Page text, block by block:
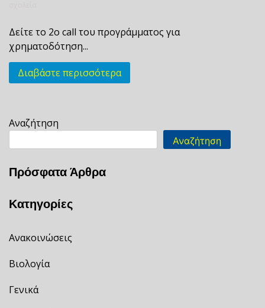
Δείτε το 2ο call του προγράμματος για
χρηματοδότηση...
Διαβάστε περισσότερα
Αναζήτηση
Αναζήτηση
Πρόσφατα Άρθρα
Κατηγορίες
Ανακοινώσεις
Βιολογία
Γενικά